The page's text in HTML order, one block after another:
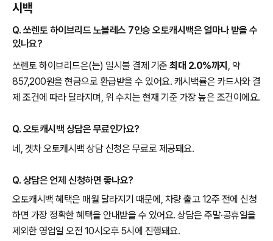
시백
Q. 쏘렌토 하이브리드 노블레스 7인승 오토캐시백은 얼마나 받을 수
있나요?
쏘렌토 하이브리드은(는) 일시불 결제 기준 최대 2.0%까지 , 약
857,200원을 현금으로 환급받을 수 있어요. 캐시백률은 카드사와 결
제 조건에 따라 달라지며, 위 수치는 현재 기준 가장 높은 조건이에요.
Q. 오토캐시백 상담은 무료인가요?
네, 겟차 오토캐시백 상담 신청은 무료로 제공돼요.
Q. 상담은 언제 신청하면 좋나요?
오토캐시백 혜택은 매월 달라지기 때문에, 차량 출고 12주 전에 신청
하면 가장 정확한 혜택을 안내받을 수 있어요. 상담은 주말·공휴일을
제외한 영업일 오전 10시오후 5시에 진행돼요.